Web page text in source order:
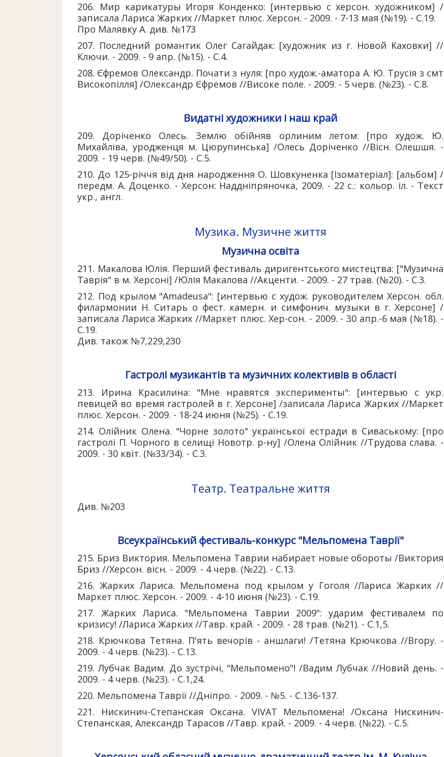
206. Мир карикатуры Игоря Конденко: [интервью с херсон. художником] /
записала Лариса Жарких //Маркет плюс. Херсон. - 2009. - 7-13 мая (№19). - С.19.
Про Малявку А. див. №173
207. Последний романтик Олег Сагайдак: [художник из г. Новой Каховки] //
Ключи. - 2009. - 9 апр. (№15). - С.4.
208. Єфремов Олександр. Почати з нуля: [про худож.-аматора А. Ю. Трусія з смт
Високопілля] /Олександр Єфремов //Високе поле. - 2009. - 5 черв. (№23). - С.8.
Видатні художники і наш край
209. Доріченко Олесь. Землю обійняв орлиним летом: [про худож. Ю.
Михайліва, уродженця м. Цюрупинська] /Олесь Доріченко //Вісн. Олешшя. -
2009. - 19 черв. (№49/50). - С.5.
210. До 125-річчя від дня народження О. Шовкуненка [Ізоматеріал]: [альбом] /
передм. А. Доценко. - Херсон: Наддніпряночка, 2009. - 22 с.: кольор. іл. - Текст
укр., англ.
Музика. Музичне життя
Музична освіта
211. Макалова Юлія. Перший фестиваль диригентського мистецтва: ["Музична
Таврія" в м. Херсоні] /Юлія Макалова //Акценти. - 2009. - 27 трав. (№20). - С.3.
212. Под крылом "Amadeusa": [интервью с худож. руководителем Херсон. обл.
филармонии Н. Ситарь о фест. камерн. и симфонич. музыки в г. Херсоне] /
записала Лариса Жарких //Маркет плюс. Хер-сон. - 2009. - 30 апр.-6 мая (№18). -
С.19.
Див. також №7,229,230
Гастролі музикантів та музичних колективів в області
213. Ирина Красилина: "Мне нравятся эксперименты": [интервью с укр.
певицей во время гастролей в г. Херсоне] /записала Лариса Жарких //Маркет
плюс. Херсон. - 2009. - 18-24 июня (№25). - С.19.
214. Олійник Олена. "Чорне золото" української естради в Сиваському: [про
гастролі П. Чорного в селищі Новотр. р-ну] /Олена Олійник //Трудова слава. -
2009. - 30 квіт. (№33/34). - С.3.
Театр. Театральне життя
Див. №203
Всеукраїнський фестиваль-конкурс "Мельпомена Таврії"
215. Бриз Виктория. Мельпомена Таврии набирает новые обороты /Виктория
Бриз //Херсон. вісн. - 2009. - 4 черв. (№22). - С.13.
216. Жарких Лариса. Мельпомена под крылом у Гоголя /Лариса Жарких //
Маркет плюс. Херсон. - 2009. - 4-10 июня (№23). - С.19.
217. Жарких Лариса. "Мельпомена Таврии 2009": ударим фестивалем по
кризису! /Лариса Жарких //Тавр. край. - 2009. - 28 трав. (№21). - С.1,5.
218. Крючкова Тетяна. П'ять вечорів - аншлаги! /Тетяна Крючкова //Вгору. -
2009. - 4 черв. (№23). - С.13.
219. Лубчак Вадим. До зустрічі, "Мельпомено"! /Вадим Лубчак //Новий день. -
2009. - 4 черв. (№23). - С.1,24.
220. Мельпомена Таврії //Дніпро. - 2009. - №5. - С.136-137.
221. Нискинич-Степанская Оксана. VIVAT Мельпомена! /Оксана Нискинич-
Степанская, Александр Тарасов //Тавр. край. - 2009. - 4 черв. (№22). - С.5.